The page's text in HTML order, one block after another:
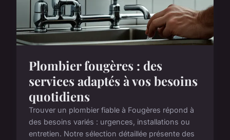
Plombier fougères : des
services adaptés à vos besoins
quotidiens
Trouver un plombier fiable à Fougères répond à
des besoins variés : urgences, installations ou
entretien. Notre sélection détaillée présente des